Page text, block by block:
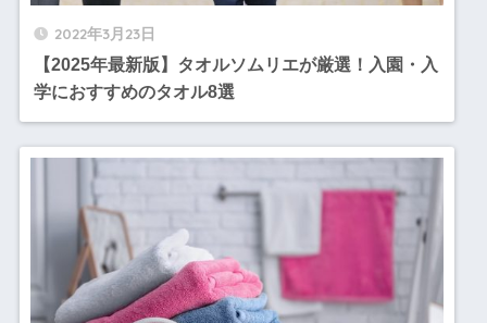
2022年3月23日
【2025年最新版】タオルソムリエが厳選！入園・入
学におすすめのタオル8選